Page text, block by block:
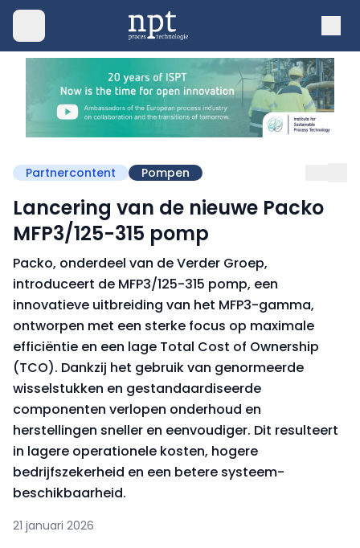
Partnercontent Pompen
Lancering van de nieuwe Packo
MFP3/125-315 pomp
Packo, onderdeel van de Verder Groep,
introduceert de MFP3/125-315 pomp, een
innovatieve uitbreiding van het MFP3-gamma,
ontworpen met een sterke focus op maximale
efficiëntie en een lage Total Cost of Ownership
(TCO). Dankzij het gebruik van genormeerde
wisselstukken en gestandaardiseerde
componenten verlopen onderhoud en
herstellingen sneller en eenvoudiger. Dit resulteert
in lagere operationele kosten, hogere
bedrijfszekerheid en een betere systeem-
beschikbaarheid.
21 januari 2026